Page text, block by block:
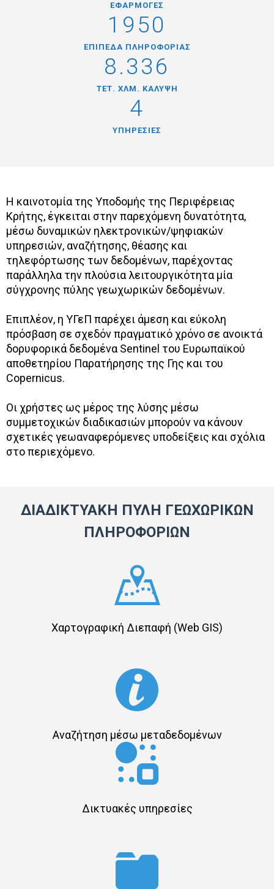
ΕΦΑΡΜΟΓΕΣ
1950
ΕΠΙΠΕΔΑ ΠΛΗΡΟΦΟΡΙΑΣ
8.336
ΤΕΤ. ΧΛΜ. ΚΑΛΥΨΗ
4
ΥΠΗΡΕΣΙΕΣ
Η καινοτομία της Υποδομής της Περιφέρειας
Κρήτης, έγκειται στην παρεχόμενη δυνατότητα,
μέσω δυναμικών ηλεκτρονικών/ψηφιακών
υπηρεσιών, αναζήτησης, θέασης και
τηλεφόρτωσης των δεδομένων, παρέχοντας
παράλληλα την πλούσια λειτουργικότητα μία
σύγχρονης πύλης γεωχωρικών δεδομένων.
Επιπλέον, η ΥΓεΠ παρέχει άμεση και εύκολη
πρόσβαση σε σχεδόν πραγματικό χρόνο σε ανοικτά
δορυφορικά δεδομένα Sentinel του Ευρωπαϊκού
αποθετηρίου Παρατήρησης της Γης και του
Copernicus.
Οι χρήστες ως μέρος της λύσης μέσω
συμμετοχικών διαδικασιών μπορούν να κάνουν
σχετικές γεωαναφερόμενες υποδείξεις και σχόλια
στο περιεχόμενο.
ΔΙΑΔΙΚΤΥΑΚΗ ΠΥΛΗ ΓΕΩΧΩΡΙΚΩΝ
ΠΛΗΡΟΦΟΡΙΩΝ
Χαρτογραφική Διεπαφή (Web GIS)
Αναζήτηση μέσω μεταδεδομένων
Δικτυακές υπηρεσίες